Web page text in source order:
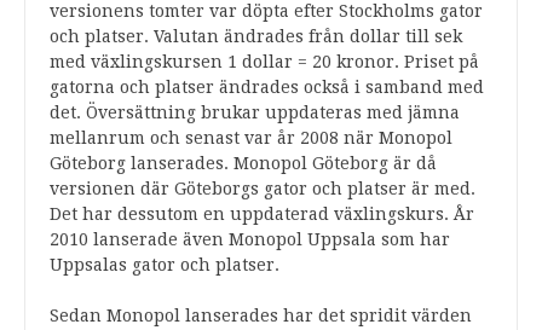
versionens tomter var döpta efter Stockholms gator
och platser. Valutan ändrades från dollar till sek
med växlingskursen 1 dollar = 20 kronor. Priset på
gatorna och platser ändrades också i samband med
det. Översättning brukar uppdateras med jämna
mellanrum och senast var år 2008 när Monopol
Göteborg lanserades. Monopol Göteborg är då
versionen där Göteborgs gator och platser är med.
Det har dessutom en uppdaterad växlingskurs. År
2010 lanserade även Monopol Uppsala som har
Uppsalas gator och platser.
Sedan Monopol lanserades har det spridit värden